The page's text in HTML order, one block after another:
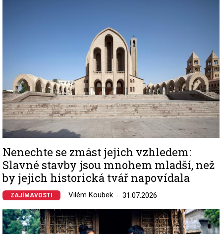
Nenechte se zmást jejich vzhledem:
Slavné stavby jsou mnohem mladší, než
by jejich historická tvář napovídala
ZAJÍMAVOSTI Vilém Koubek 31.07.2026
Image